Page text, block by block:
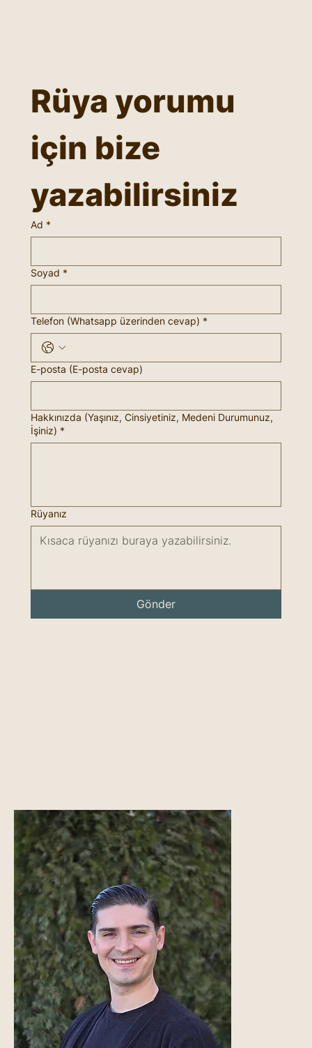
Rüya yorumu
için bize
yazabilirsiniz
Ad *
Soyad *
Telefon (Whatsapp üzerinden cevap) *
E-posta (E-posta cevap)
Hakkınızda (Yaşınız, Cinsiyetiniz, Medeni Durumunuz,
İşiniz) *
Rüyanız
Gönder